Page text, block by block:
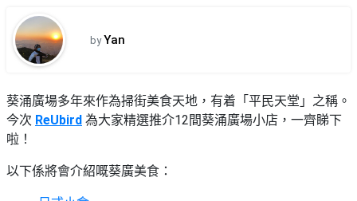
類
Room
到
美
動
類
型
#18
區
好
處
#Party
byYan
葵涌廣場多年來作為掃街美食天地，有着「平民天堂」之稱。
今次 ReUbird 為大家精選推介12間葵涌廣場小店，一齊睇下
啦！
以下係將會介紹嘅葵廣美食：